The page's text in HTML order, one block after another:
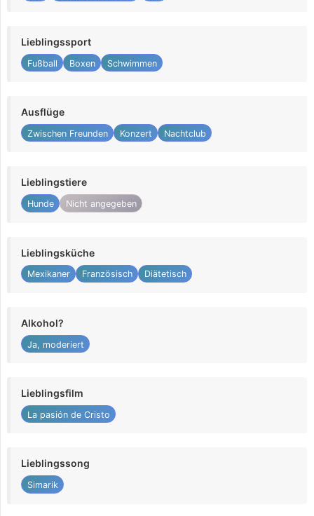
Lieblingssport
Fußball Boxen Schwimmen
Ausflüge
Zwischen Freunden Konzert Nachtclub
Lieblingstiere
Hunde Nicht angegeben
Lieblingsküche
Mexikaner Französisch Diätetisch
Alkohol?
Ja, moderiert
Lieblingsfilm
La pasión de Cristo
Lieblingssong
Simarik